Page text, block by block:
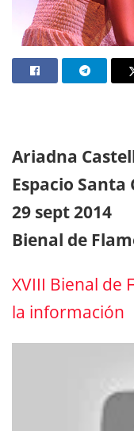
Ariadna
Espacio Santa
29 sept 2014
Bienal de
XVIII Bienal de
la información